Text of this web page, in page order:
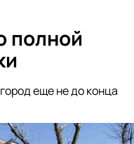
полной
еще не до конца